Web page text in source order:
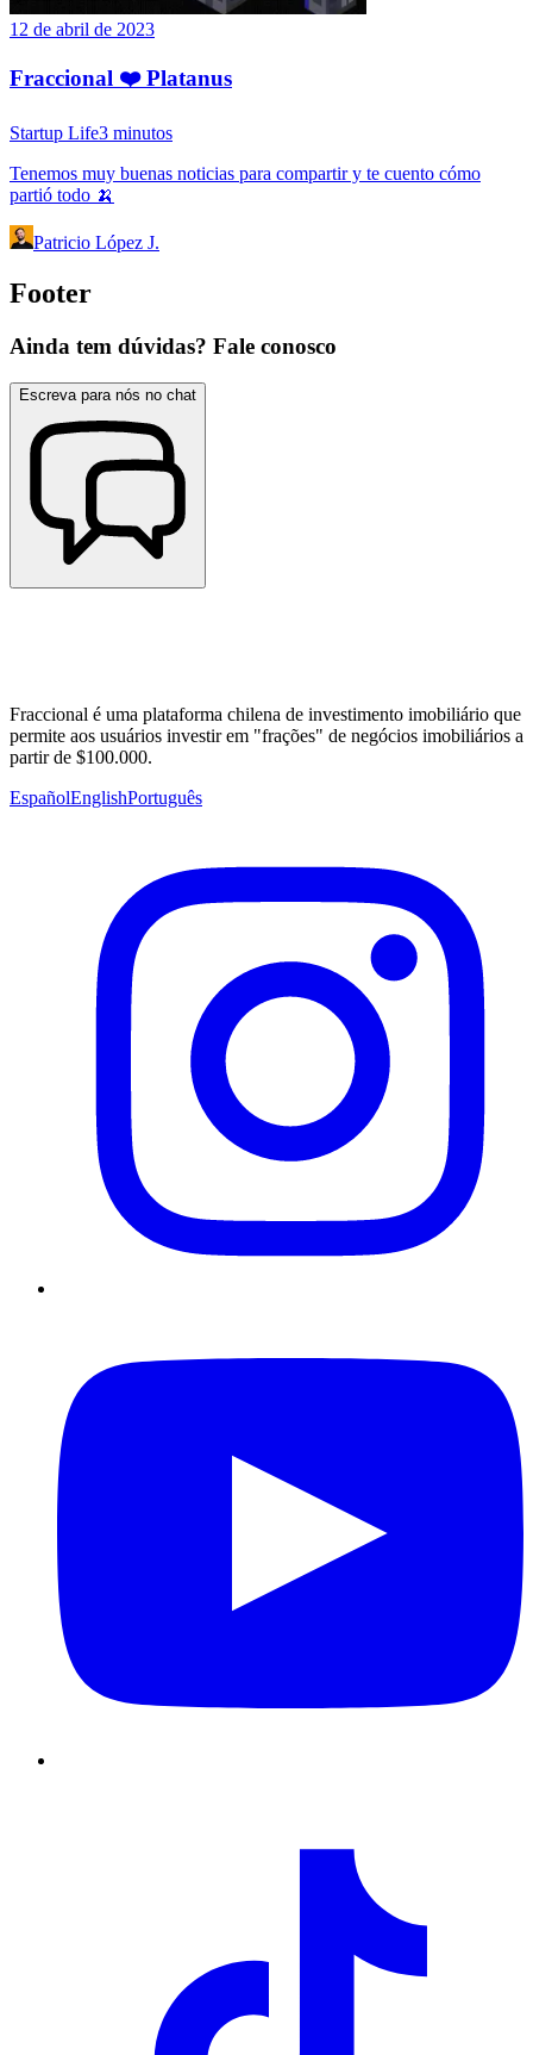
12 de abril de 2023
Fraccional ❤️ Platanus
Startup Life3 minutos
Tenemos muy buenas noticias para compartir y te cuento cómo
partió todo 🍌
Patricio López J.
Footer
Ainda tem dúvidas? Fale conosco
Escreva para nós no chat
Fraccional é uma plataforma chilena de investimento imobiliário que
permite aos usuários investir em "frações" de negócios imobiliários a
partir de $100.000.
EspañolEnglishPortuguês